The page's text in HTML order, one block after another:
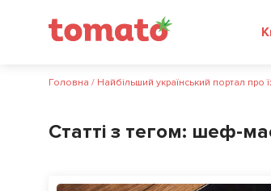
Головна / Найбільший український портал про
Статті з тегом: шеф-